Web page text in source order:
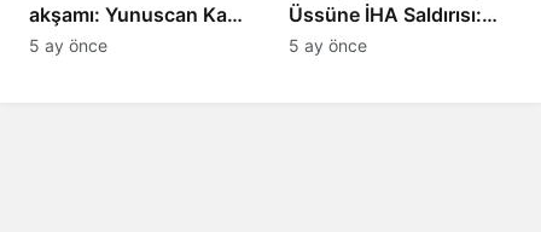
akşamı: Yunuscan Kaya
klasik yorumuyla
5 ay önce
Üssüne İHA Saldırısı:
Patlama, Sirenler ve
5 ay önce